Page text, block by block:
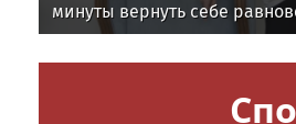
минуты вернуть себе